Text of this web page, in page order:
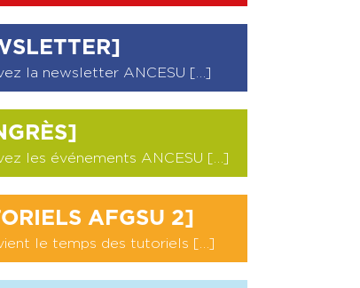
la newsletter ANCESU […]
les événements ANCESU […]
AFGSU 2]
le temps des tutoriels […]